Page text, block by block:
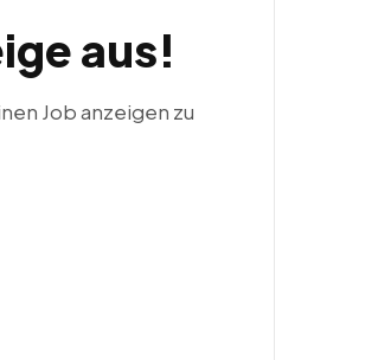
aus!
Job anzeigen zu